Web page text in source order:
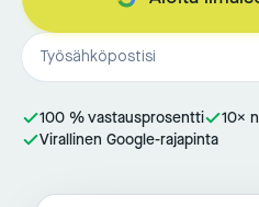
100 % vastausprosentti
10×
Virallinen Google-rajapinta